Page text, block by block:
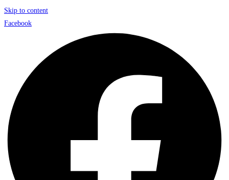
Skip to content
Facebook